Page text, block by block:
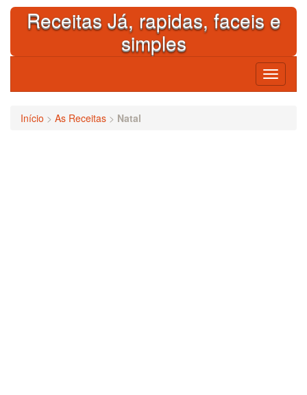
Skip
contentReceitas Já, rapidas, faceis e
simples
Toggle
Início > As Receitas > Natal